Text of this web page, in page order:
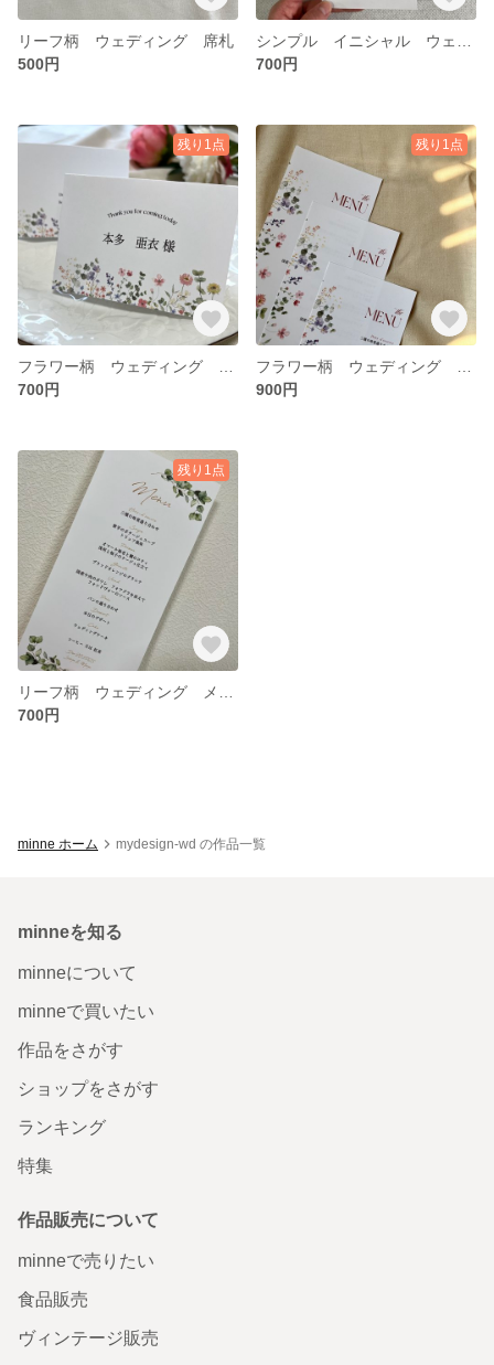
リーフ柄 ウェディング 席札
500円
700円
残り1点
700円
残り1点
900円
残り1点
700円
minne ホーム mydesign-wd の作品一覧
minneを知る
minneについて
minneで買いたい
作品をさがす
ショップをさがす
ランキング
特集
作品販売について
minneで売りたい
食品販売
ヴィンテージ販売